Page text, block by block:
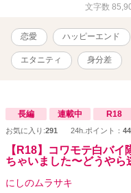
文字数
恋愛 ハッピーエンド
エタニティ 身分差
長編 連載中 R18
お気に入り:291 24h.ポイント：
【R18】コワモテ白バ
ちゃいました〜どうや
にしのムラサキ